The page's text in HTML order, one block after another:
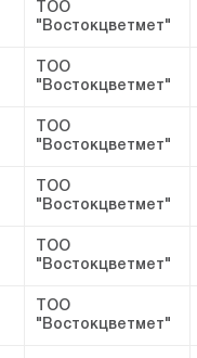
ТОО
"Востокцветмет"
ТОО
"Востокцветмет"
ТОО
"Востокцветмет"
ТОО
"Востокцветмет"
ТОО
"Востокцветмет"
ТОО
"Востокцветмет"